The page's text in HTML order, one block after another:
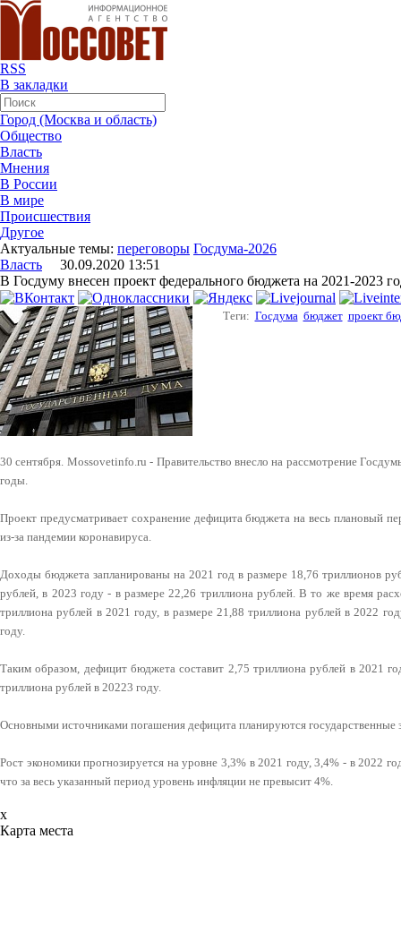
RSS
В закладки
Город (Москва и область)
Общество
Власть
Мнения
В России
В мире
Происшествия
Другое
Актуальные темы: переговоры Госдума-2026
Власть 30.09.2020 13:51
В Госдуму внесен проект федерального бюджета на 2021-2023
Теги: Госдума бюджет проект
30 сентября. Mossovetinfo.ru - Правительство внесло на рассмотрение
годы.
Проект предусматривает сохранение дефицита бюджета на весь плановый
из-за пандемии коронавируса.
Доходы бюджета запланированы на 2021 год в размере 18,76 триллионов
рублей, в 2023 году - в размере 22,26 триллиона рублей. В то же время
триллиона рублей в 2021 году, в размере 21,88 триллиона рублей в 2022
году.
Таким образом, дефицит бюджета составит 2,75 триллиона рублей в 2021
триллиона рублей в 20223 году.
Основными источниками погашения дефицита планируются государственные
Рост экономики прогнозируется на уровне 3,3% в 2021 году, 3,4% - в 2022
что за весь указанный период уровень инфляции не превысит 4%.
x
Карта места